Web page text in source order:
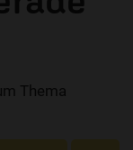
Thema